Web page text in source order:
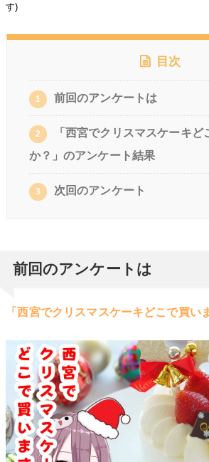
す)
目次
1 前回のアンケートは
2
「西宮でクリスマスケーキど
か？」のアンケート結果
3 次回のアンケート
前回のアンケートは
「西宮でクリスマスケーキどこで買い